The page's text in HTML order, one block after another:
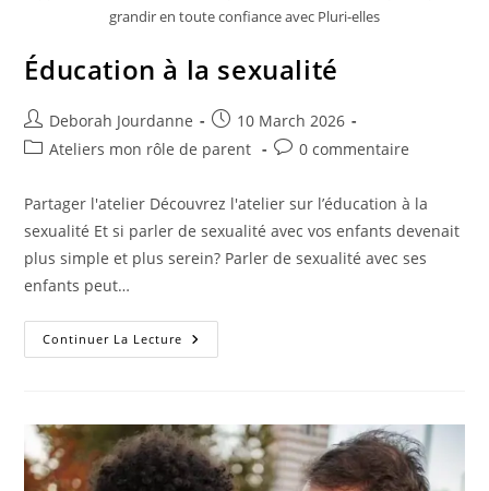
grandir en toute confiance avec Pluri-elles
Éducation à la sexualité
Deborah Jourdanne
10 March 2026
Ateliers mon rôle de parent
0 commentaire
Partager l'atelier Découvrez l'atelier sur l’éducation à la
sexualité Et si parler de sexualité avec vos enfants devenait
plus simple et plus serein? Parler de sexualité avec ses
enfants peut…
Continuer La Lecture